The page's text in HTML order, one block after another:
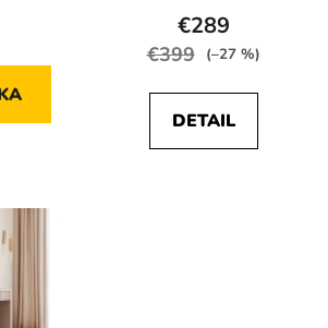
hodnotenie
produktu
4,7
z
€289
€399 (–27 %)
DETAIL